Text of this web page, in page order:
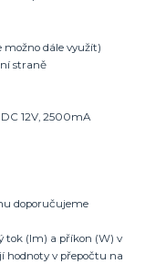
možno dále využít)
straně
12V, 2500mA
doporučujeme
tok (lm) a příkon (W) v
hodnoty v přepočtu na